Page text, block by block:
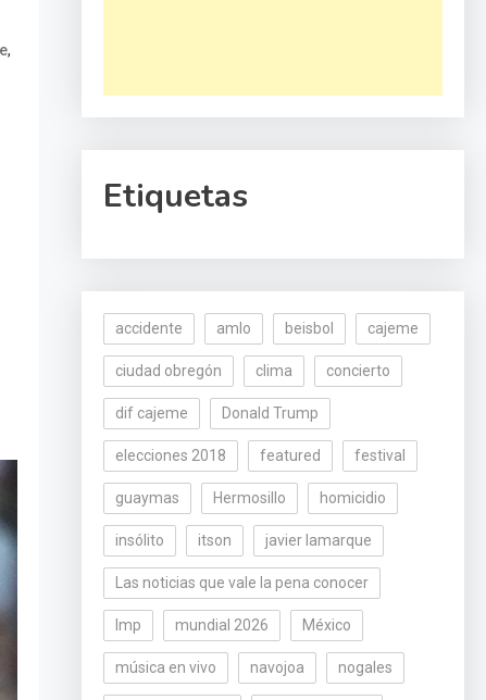
,
Etiquetas
accidente amlo beisbol cajeme
ciudad obregón clima concierto
dif cajeme Donald Trump
elecciones 2018 featured festival
guaymas Hermosillo homicidio
insólito itson javier lamarque
Las noticias que vale la pena conocer
lmp mundial 2026 México
música en vivo navojoa nogales